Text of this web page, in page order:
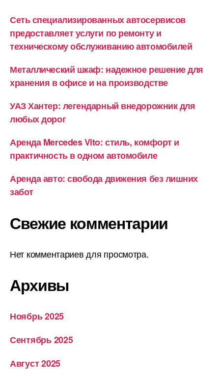
Сеть специализированных автосервисов
предоставляет услуги по ремонту и
техническому обслуживанию автомобилей
Металлический шкаф: надежное решение для
хранения в офисе и на производстве
УАЗ Хантер: легендарный внедорожник для
любых дорог
Аренда Mercedes Vito: стиль, комфорт и
практичность в одном автомобиле
Аренда авто: свобода движения без лишних
забот
Свежие комментарии
Нет комментариев для просмотра.
Архивы
Ноябрь 2025
Сентябрь 2025
Август 2025